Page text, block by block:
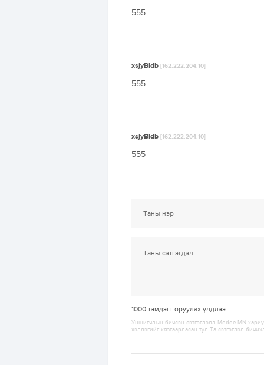
555
xsjyBldb [162.222.204.10]
555
xsjyBldb [162.222.204.10]
555
1000 тэмдэгт оруулах үлдлээ.
Уншигчдын бичсэн сэтгэгдэлд Medee.MN
хэллэгийг хязгаарласан тул Та сэтгэгдэл